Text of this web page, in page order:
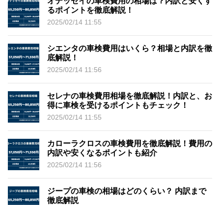
るポイントを徹底解説！
2025/02/14 11:55
シエンタの車検費用はいくら？相場と内訳を徹
底解説！
2025/02/14 11:56
セレナの車検費用相場を徹底解説！内訳と、お
得に車検を受けるポイントもチェック！
2025/02/14 11:55
カローラクロスの車検費用を徹底解説！費用の
内訳や安くなるポイントも紹介
2025/02/14 11:56
ジープの車検の相場はどのくらい？ 内訳まで
徹底解説